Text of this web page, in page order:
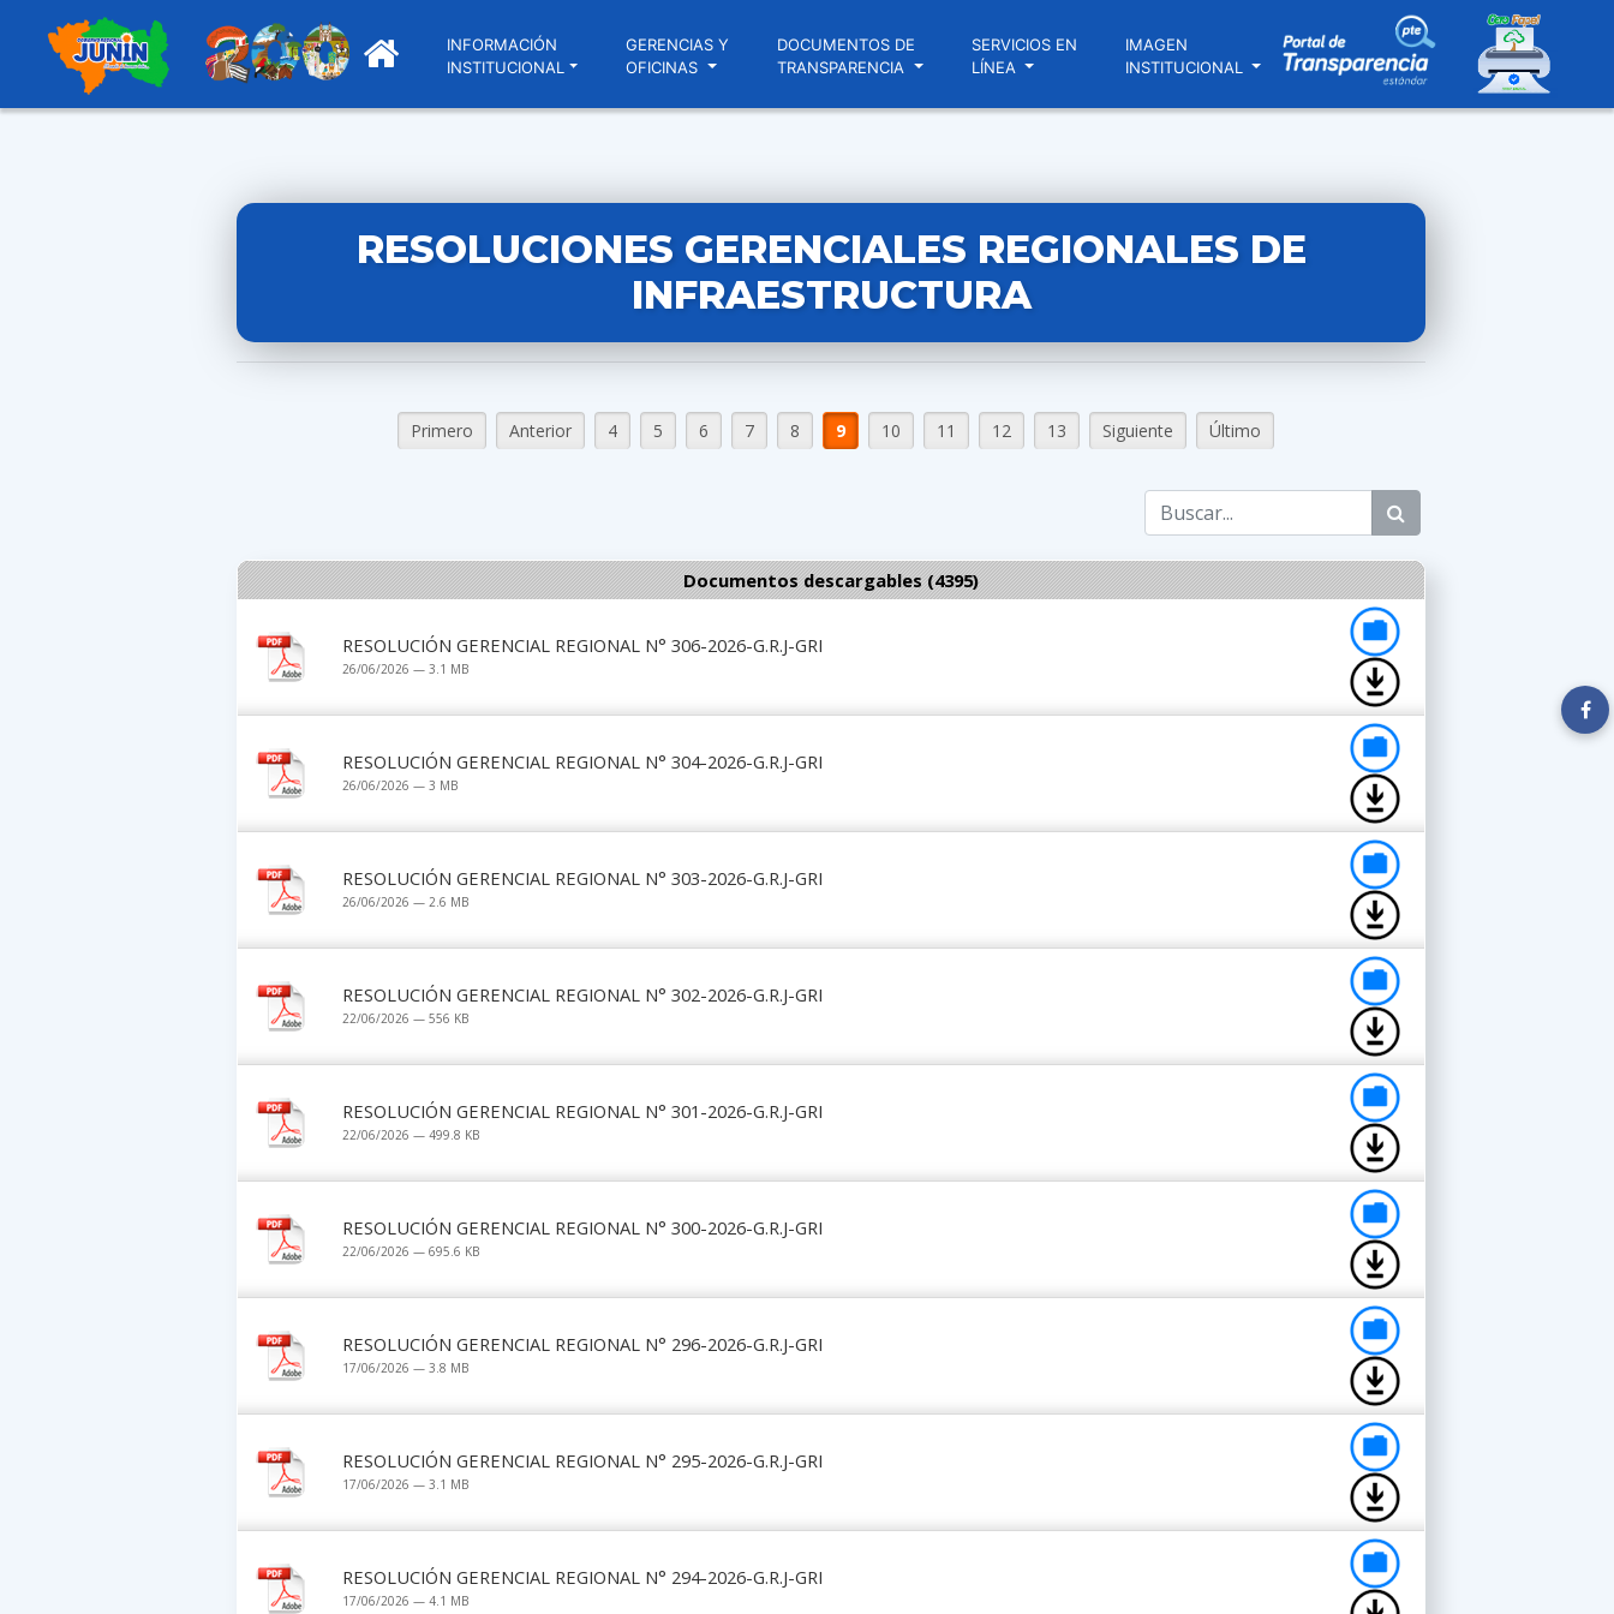
INFORMACIÓN
INSTITUCIONAL
GERENCIAS Y
OFICINAS
DOCUMENTOS DE
TRANSPARENCIA
SERVICIOS EN
LÍNEA
IMAGEN
INSTITUCIONAL
RESOLUCIONES GERENCIALES REGIONALES DE
INFRAESTRUCTURA
Primero Anterior 4 5 6 7 8 9 10 11 12 13 Siguiente Último
Documentos descargables (4395)
RESOLUCIÓN GERENCIAL REGIONAL N° 306-2026-G.R.J-GRI
26/06/2026 — 3.1 MB
RESOLUCIÓN GERENCIAL REGIONAL N° 304-2026-G.R.J-GRI
26/06/2026 — 3 MB
RESOLUCIÓN GERENCIAL REGIONAL N° 303-2026-G.R.J-GRI
26/06/2026 — 2.6 MB
RESOLUCIÓN GERENCIAL REGIONAL N° 302-2026-G.R.J-GRI
22/06/2026 — 556 KB
RESOLUCIÓN GERENCIAL REGIONAL N° 301-2026-G.R.J-GRI
22/06/2026 — 499.8 KB
RESOLUCIÓN GERENCIAL REGIONAL N° 300-2026-G.R.J-GRI
22/06/2026 — 695.6 KB
RESOLUCIÓN GERENCIAL REGIONAL N° 296-2026-G.R.J-GRI
17/06/2026 — 3.8 MB
RESOLUCIÓN GERENCIAL REGIONAL N° 295-2026-G.R.J-GRI
17/06/2026 — 3.1 MB
RESOLUCIÓN GERENCIAL REGIONAL N° 294-2026-G.R.J-GRI
17/06/2026 — 4.1 MB